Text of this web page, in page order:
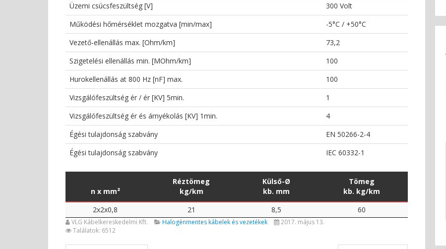
Üzemi csúcsfeszültség [V]
300 Volt
Működési hőmérséklet mozgatva [min/max]
-5°C / +50°C
Vezető-ellenállás max. [Ohm/km]
73,2
Szigetelési ellenállás min. [MOhm/km]
100
Hurokellenállás at 800 Hz [nF] max.
100
Vizsgálófeszültség ér / ér [KV] 5min.
1
Vizsgálófeszültség ér és árnyékolás [KV] 1min.
4
Égési tulajdonság szabvány
EN 50266-2-4
Égési tulajdonság szabvány
IEC 60332-1
n x mm²
Réztömeg
kg/km
Külső-Ø
kb. mm
Tömeg
kb. kg/km
2x2x0,8
21 8,5 60
VLG Kábelkereskedelmi Kft. Halogénmentes kábelek és vezetékek
2017. május 13.
Találatok: 6512